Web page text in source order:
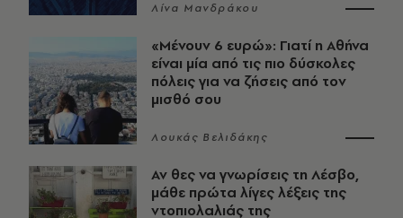
Λίνα Μανδράκου
«Μένουν 6 ευρώ»: Γιατί η Αθήνα
είναι μία από τις πιο δύσκολες
πόλεις για να ζήσεις από τον
μισθό σου
Λουκάς Βελιδάκης
Αν θες να γνωρίσεις τη Λέσβο,
μάθε πρώτα λίγες λέξεις της
ντοπιολαλιάς της